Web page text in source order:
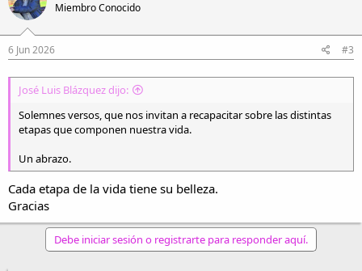
Miembro Conocido
6 Jun 2026 #3
José Luis Blázquez dijo:
Solemnes versos, que nos invitan a recapacitar sobre las distintas
etapas que componen nuestra vida.
Un abrazo.
Cada etapa de la vida tiene su belleza.
Gracias
Debe iniciar sesión o registrarte para responder aquí.